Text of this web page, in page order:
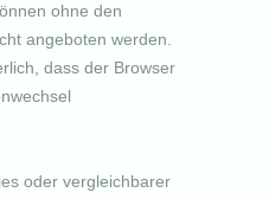
ohne den
angeboten werden.
dass der Browser
oder vergleichbarer